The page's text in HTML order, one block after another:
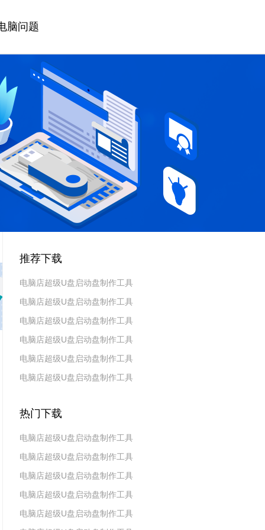
脑问题
推荐下载
电脑店超级U盘启动盘制作工具
v7.5_2606
电脑店超级U盘启动盘制作工具
v7.5_2604
电脑店超级U盘启动盘制作工具
v7.5_2602
电脑店超级U盘启动盘制作工具
v7.5_2511
电脑店超级U盘启动盘制作工具
v7.5_2509
电脑店超级U盘启动盘制作工具
热门下载
电脑店超级U盘启动盘制作工具
v7.5_2606
电脑店超级U盘启动盘制作工具
v7.5_2604
电脑店超级U盘启动盘制作工具
v7.5_2602
电脑店超级U盘启动盘制作工具
v7.5 2019(天蓬元帅版)
电脑店超级U盘启动盘制作工具